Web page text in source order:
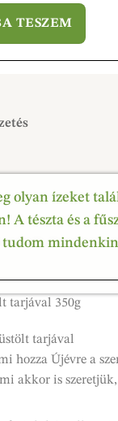
TESZEM
olyan ízeket
A tészta és a
tarjával 350g
tarjával
hozza Újévre a
akkor is